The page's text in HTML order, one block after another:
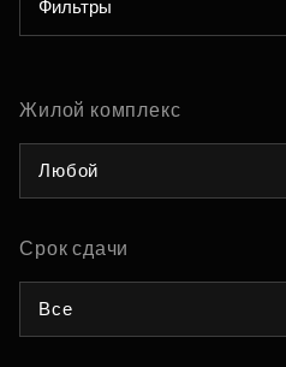
Фильтры
Жилой комплекс
Любой
Срок сдачи
Все